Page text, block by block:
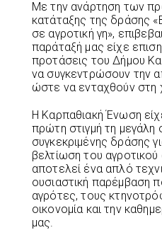
Με την ανάρτηση των
κατάταξης της δράσης
σε αγροτική γη»,
παράταξή μας είχε
προτάσεις του Δήμου
να συγκεντρώσουν την
ώστε να ενταχθούν στη
Η Καρπαθιακή Ένωση
πρώτη στιγμή τη μεγάλη
συγκεκριμένης δράσης
βελτίωση του
αποτελεί ένα απλό
ουσιαστική παρέμβαση
αγρότες, τους
οικονομία και την
μας.